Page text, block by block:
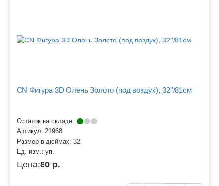
CN Фигура 3D Олень Золото (под воздух), 32''/81см
Остаток на складе:
Артикул: 21968
Размер в дюймах: 32
Ед. изм.: уп.
Цена:80 р.